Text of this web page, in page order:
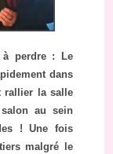
à perdre : Le
dans
rallier la salle
au sein
! Une fois
malgré le